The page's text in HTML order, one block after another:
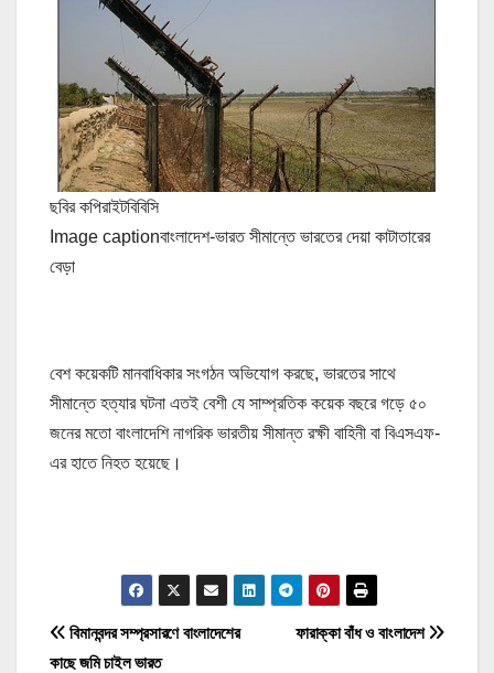
ছবির কপিরাইটবিবিসি
Image captionবাংলাদেশ-ভারত সীমান্তে ভারতের দেয়া কাটাতারের
বেড়া
বেশ কয়েকটি মানবাধিকার সংগঠন অভিযোগ করছে, ভারতের সাথে
সীমান্তে হত্যার ঘটনা এতই বেশী যে সাম্প্রতিক কয়েক বছরে গড়ে ৫০
জনের মতো বাংলাদেশি নাগরিক ভারতীয় সীমান্ত রক্ষী বাহিনী বা বিএসএফ-
এর হাতে নিহত হয়েছে।
P
ফারাক্কা বাঁধ ও বাংলাদেশ
বিমানবন্দর সম্প্রসারণে বাংলাদেশের
কাছে জমি চাইল ভারত